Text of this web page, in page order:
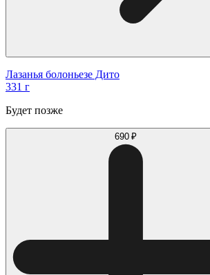
Лазанья болоньезе Дито
331 г
Будет позже
690 ₽